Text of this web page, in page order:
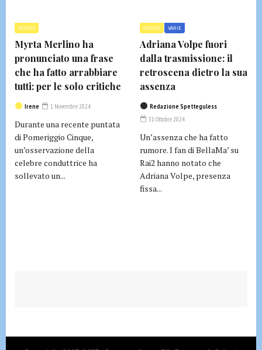
GOSSIP
Myrta Merlino ha
pronunciato una frase
che ha fatto arrabbiare
tutti: per le solo critiche
Irene 1 Novembre 2024
Durante una recente puntata
di Pomeriggio Cinque,
un’osservazione della
celebre conduttrice ha
sollevato un...
GOSSIP VARIE
Adriana Volpe fuori
dalla trasmissione: il
retroscena dietro la sua
assenza
Redazione Spetteguless
31 Ottobre 2024
Un’assenza che ha fatto
rumore. I fan di BellaMa’ su
Rai2 hanno notato che
Adriana Volpe, presenza
fissa...